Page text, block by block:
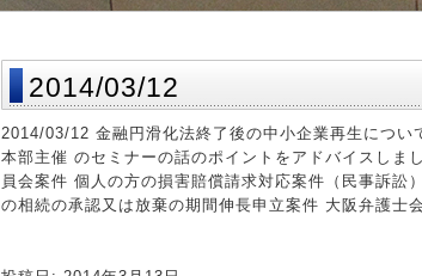
2014/03/12
2014/03/12 金融円滑化法終了後の中小企業再生につ
本部主催 のセミナーの話のポイントをアドバイスしま
員会案件 個人の方の損害賠償請求対応案件（民事訴
の相続の承認又は放棄の期間伸長申立案件 大阪弁護士